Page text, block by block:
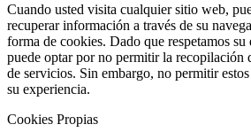
Cuando usted visita cualquier sitio web,
recuperar información a través de su
forma de cookies. Dado que respetamos
puede optar por no permitir la recopilación
de servicios. Sin embargo, no permitir
su experiencia.
Cookies Propias